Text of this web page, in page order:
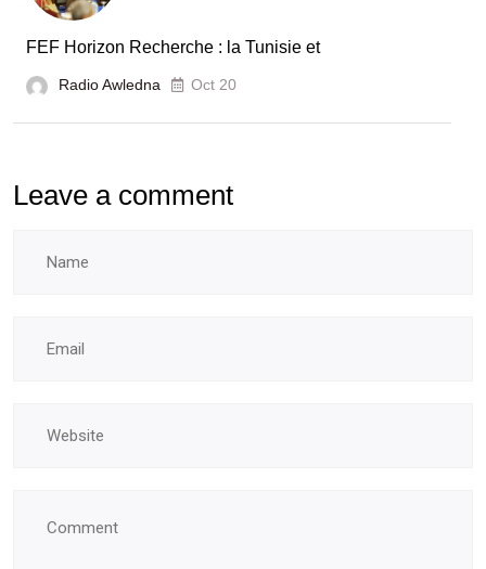
FEF Horizon Recherche : la Tunisie et
Radio Awledna Oct 20
Leave a comment